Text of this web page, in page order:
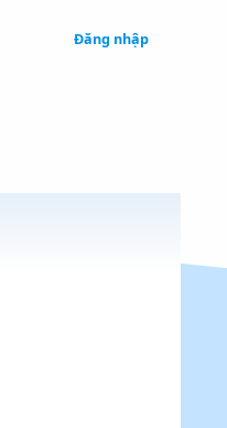
hoá
VIỆT NAM
phúc